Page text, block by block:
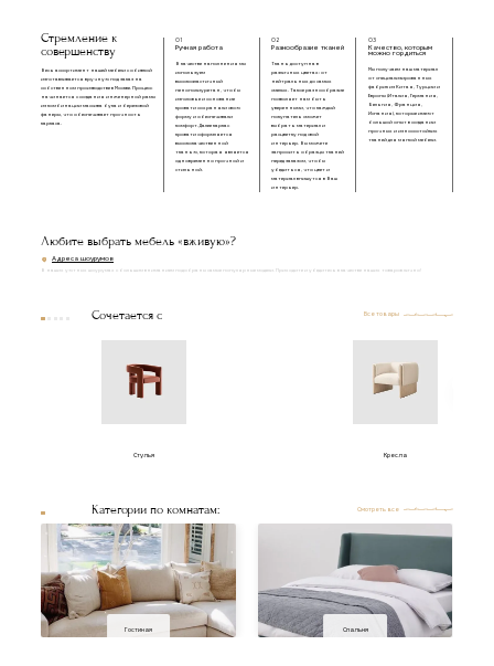
Стремление к
совершенству
Весь ассортимент нашей мебели с обивкой
изготавливается вручную под заказ на
собственном производстве в Москве. Процесс
начинается с создания инженерной рамы
из комбинации массива бука и березовой
фанеры, что обеспечивает прочность
каркаса.
01
Ручная работа
В качестве наполнения мы
используем
высокоэластичный
пенополиуретан, чтобы
изголовье и основание
кровати сохраняли свою
форму и обеспечивали
комфорт. Далее каркас
кровати оформляется
высококачественной
тканью, которая является
одновременно прочной и
стильной.
02
Разнообразие тканей
Ткань доступна в
различных цветах: от
нейтральных до самых
смелых. Такое разнообразие
позволяет нам быть
уверенными, что каждый
покупатель сможет
выбрать материал и
расцветку под свой
интерьер. Вы можете
запросить образцы тканей
перед заказом, чтобы
убедиться, что цвет и
материал впишутся в Ваш
интерьер.
03
Качество, которым
можно гордиться
Мы получаем наш материал
от специализированных
фабрик из Китая, Турции и
Европы (Италия, Германия,
Бельгия, Франция,
Испания), которые имеют
большой опыт в создании
прочных и износостойких
тканей для мягкой мебели.
Любите выбрать мебель «вживую»?
Адреса шоурумов
Сочетается с Все товары
Стулья Кресла
Категории по комнатам: Смотреть все
Гостиная Спальня